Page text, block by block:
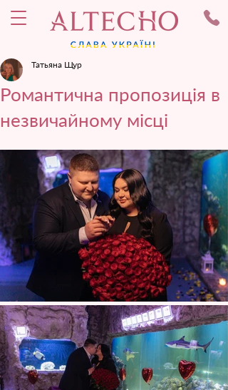
Романтична пропозиція в
незвичайному місці
Татьяна Щур